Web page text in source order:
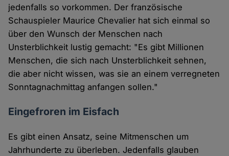
jedenfalls so vorkommen. Der französische
Schauspieler Maurice Chevalier hat sich einmal so
über den Wunsch der Menschen nach
Unsterblichkeit lustig gemacht: "Es gibt Millionen
Menschen, die sich nach Unsterblichkeit sehnen,
die aber nicht wissen, was sie an einem verregneten
Sonntagnachmittag anfangen sollen."
Eingefroren im Eisfach
Es gibt einen Ansatz, seine Mitmenschen um
Jahrhunderte zu überleben. Jedenfalls glauben